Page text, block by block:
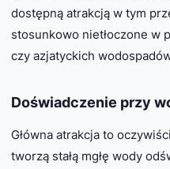
dostępną atrakcją w tym
stosunkowo nietłoczone w
czy azjatyckich
Doświadczenie przy
Główna atrakcja to
tworzą stałą mgłę wody